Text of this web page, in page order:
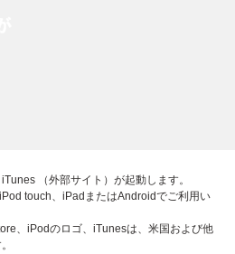
（外部サイト）が起動します。
touch、iPadまたはAndroidでご利用い
、iPodのロゴ、iTunesは、米国および他